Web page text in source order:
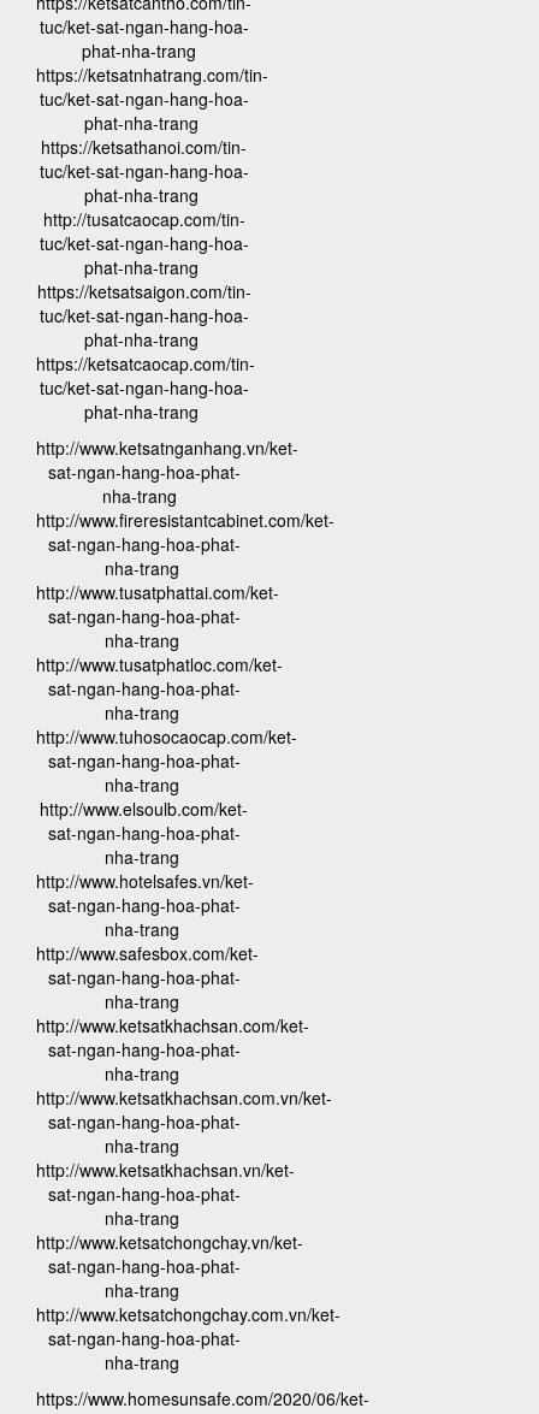
tuc/ket-sat-ngan-hang-hoa-
phat-nha-trang
https://ketsatnhatrang.com/tin-
tuc/ket-sat-ngan-hang-hoa-
phat-nha-trang
https://ketsathanoi.com/tin-
tuc/ket-sat-ngan-hang-hoa-
phat-nha-trang
http://tusatcaocap.com/tin-
tuc/ket-sat-ngan-hang-hoa-
phat-nha-trang
https://ketsatsaigon.com/tin-
tuc/ket-sat-ngan-hang-hoa-
phat-nha-trang
https://ketsatcaocap.com/tin-
tuc/ket-sat-ngan-hang-hoa-
phat-nha-trang
http://www.ketsatnganhang.vn/ket-
sat-ngan-hang-hoa-phat-
nha-trang
http://www.fireresistantcabinet.com/ket-
sat-ngan-hang-hoa-phat-
nha-trang
http://www.tusatphattai.com/ket-
sat-ngan-hang-hoa-phat-
nha-trang
http://www.tusatphatloc.com/ket-
sat-ngan-hang-hoa-phat-
nha-trang
http://www.tuhosocaocap.com/ket-
sat-ngan-hang-hoa-phat-
nha-trang
http://www.elsoulb.com/ket-
sat-ngan-hang-hoa-phat-
nha-trang
http://www.hotelsafes.vn/ket-
sat-ngan-hang-hoa-phat-
nha-trang
http://www.safesbox.com/ket-
sat-ngan-hang-hoa-phat-
nha-trang
http://www.ketsatkhachsan.com/ket-
sat-ngan-hang-hoa-phat-
nha-trang
http://www.ketsatkhachsan.com.vn/ket-
sat-ngan-hang-hoa-phat-
nha-trang
http://www.ketsatkhachsan.vn/ket-
sat-ngan-hang-hoa-phat-
nha-trang
http://www.ketsatchongchay.vn/ket-
sat-ngan-hang-hoa-phat-
nha-trang
http://www.ketsatchongchay.com.vn/ket-
sat-ngan-hang-hoa-phat-
nha-trang
https://www.homesunsafe.com/2020/06/ket-